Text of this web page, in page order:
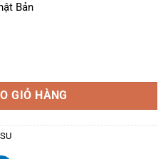
Bản
GIỎ HÀNG